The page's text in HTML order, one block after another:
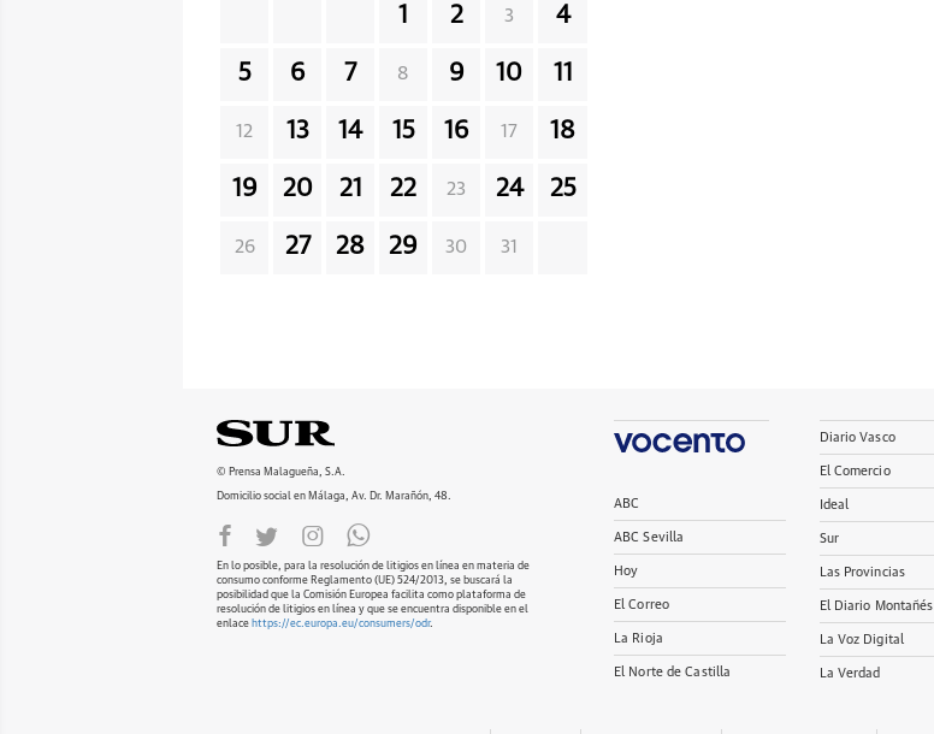
1 2 3 4
5 6 7 8 9 10 11
12 13 14 15 16 17 18
19 20 21 22 23 24 25
26 27 28 29 30 31
© Prensa Malagueña, S.A.
Domicilio social en Málaga, Av. Dr. Marañón, 48.
En lo posible, para la resolución de litigios en línea en materia de
consumo conforme Reglamento (UE) 524/2013, se buscará la
posibilidad que la Comisión Europea facilita como plataforma de
resolución de litigios en línea y que se encuentra disponible en el
enlace https://ec.europa.eu/consumers/odr.
ABC
ABC Sevilla
Hoy
El Correo
La Rioja
El Norte de Castilla
Diario Vasco
El Comercio
Ideal
Sur
Las Provincias
El Diario Montañés
La Voz Digital
La Verdad